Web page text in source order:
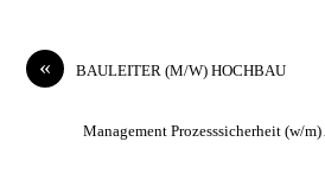
« BAULEITER (M/W) HOCHBAU
Management Prozesssicherheit (w/